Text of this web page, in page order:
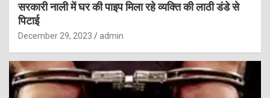
सरकारी नाली में घर की पाइप मिला रहे व्यक्ति की लाठी डंडे से
पिटाई
December 29, 2023 admin